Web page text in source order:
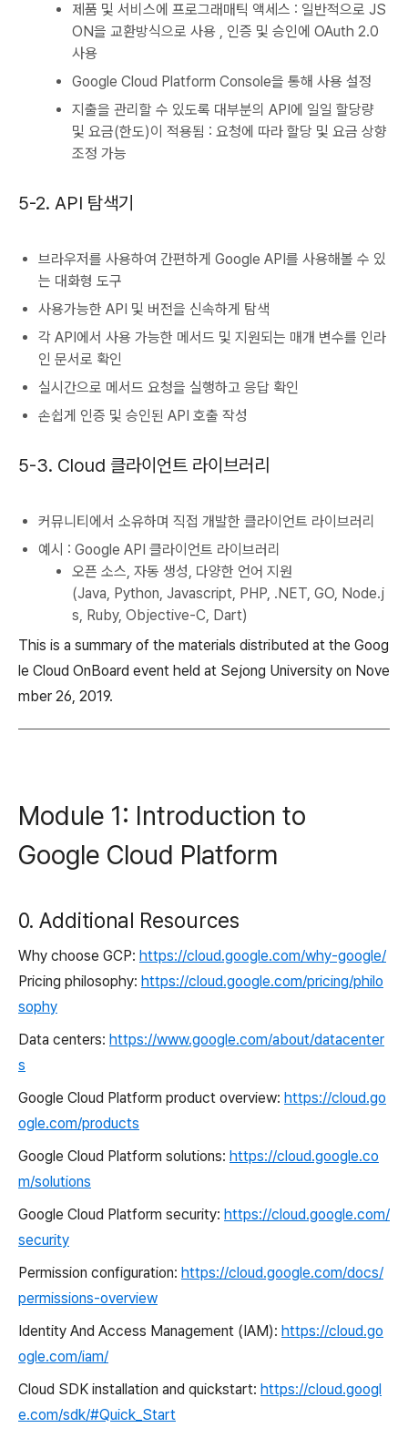
제품 및 서비스에 프로그래매틱 액세스 : 일반적으로 JS
ON을 교환방식으로 사용 , 인증 및 승인에 OAuth 2.0
사용
Google Cloud Platform Console을 통해 사용 설정
지출을 관리할 수 있도록 대부분의 API에 일일 할당량
및 요금(한도)이 적용됨 : 요청에 따라 할당 및 요금 상향
조정 가능
5-2. API 탐색기
브라우저를 사용하여 간편하게 Google API를 사용해볼 수 있
는 대화형 도구
사용가능한 API 및 버전을 신속하게 탐색
각 API에서 사용 가능한 메서드 및 지원되는 매개 변수를 인라
인 문서로 확인
실시간으로 메서드 요청을 실행하고 응답 확인
손쉽게 인증 및 승인된 API 호출 작성
5-3. Cloud 클라이언트 라이브러리
커뮤니티에서 소유하며 직접 개발한 클라이언트 라이브러리
예시 : Google API 클라이언트 라이브러리
오픈 소스, 자동 생성, 다양한 언어 지원
(Java, Python, Javascript, PHP, .NET, GO, Node.j
s, Ruby, Objective-C, Dart)
This is a summary of the materials distributed at the Goog
le Cloud OnBoard event held at Sejong University on Nove
mber 26, 2019.
Module 1: Introduction to
Google Cloud Platform
0. Additional Resources
Why choose GCP: https://cloud.google.com/why-google/
Pricing philosophy: https://cloud.google.com/pricing/philo
sophy
Data centers: https://www.google.com/about/datacenter
s
Google Cloud Platform product overview: https://cloud.go
ogle.com/products
Google Cloud Platform solutions: https://cloud.google.co
m/solutions
Google Cloud Platform security: https://cloud.google.com/
security
Permission configuration: https://cloud.google.com/docs/
permissions-overview
Identity And Access Management (IAM): https://cloud.go
ogle.com/iam/
Cloud SDK installation and quickstart: https://cloud.googl
e.com/sdk/#Quick_Start